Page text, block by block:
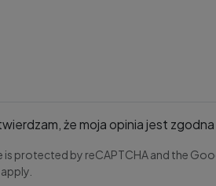
że moja opinia jest
is protected by reCAPTCHA and the
apply.